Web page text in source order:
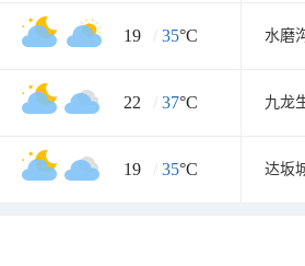
19 / 35°C 水磨
22 / 37°C 九龙
19 / 35°C